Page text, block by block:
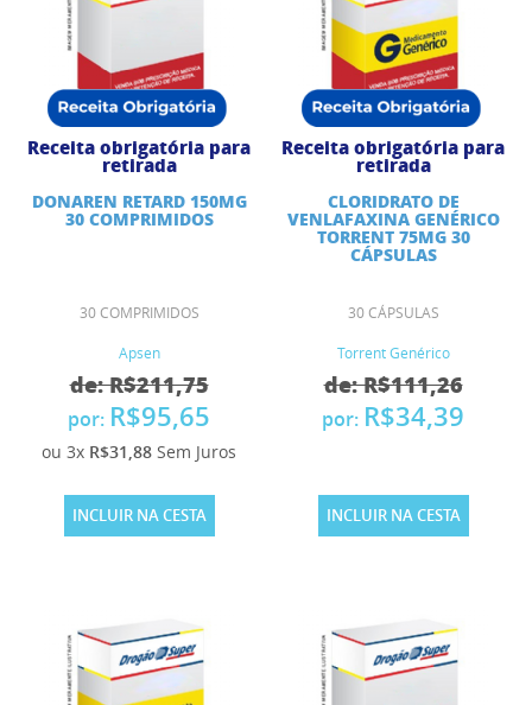
Receita obrigatória para
retirada
DONAREN RETARD 150MG
30 COMPRIMIDOS
30 COMPRIMIDOS
Apsen
de: R$211,75
por: R$95,65
ou 3x R$31,88 Sem Juros
INCLUIR NA CESTA
Receita obrigatória para
retirada
CLORIDRATO DE
VENLAFAXINA GENÉRICO
TORRENT 75MG 30
CÁPSULAS
30 CÁPSULAS
Torrent Genérico
de: R$111,26
por: R$34,39
INCLUIR NA CESTA